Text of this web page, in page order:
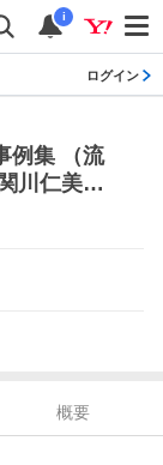
i
ログイン
例集 （流
川仁美／
概要